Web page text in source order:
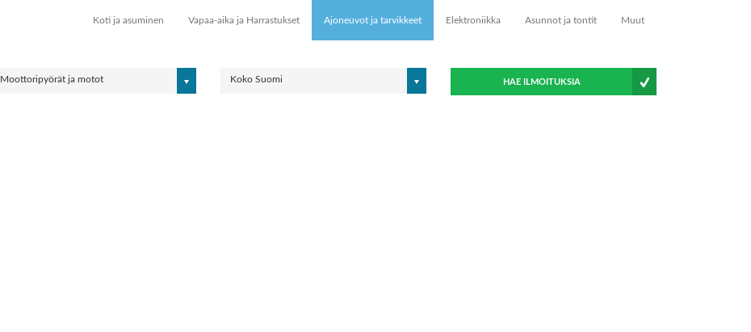
Koti ja asuminen Vapaa-aika ja Harrastukset Ajoneuvot ja tarvikkeet Elektroniikka Asunnot ja tontit Muut
Moottoripyörät ja motot Koko Suomi HAE ILMOITUKSIA